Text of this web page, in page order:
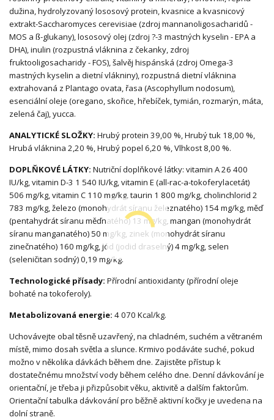
dužina, hydrolyzovaný lososový protein, kvasnice a kvasnicový
extrakt-Saccharomyces cerevisiae (zdroj mannanoligosacharidů -
MOS a ß-glukany), lososový olej (zdroj ?-3 mastných kyselin - EPA a
DHA), inulin (rozpustná vláknina z čekanky, zdroj
fruktooligosacharidy - FOS), šalvěj hispánská (zdroj Omega-3
mastných kyselin a dietní vlákniny), rozpustná dietní vláknina
extrahovaná z Plantago ovata, řasa (Ascophyllum nodosum),
esenciální oleje (oregano, skořice, hřebíček, tymián, rozmarýn, máta,
zelená čaj), yucca.
ANALYTICKÉ SLOŽKY: Hrubý protein 39,00 %, Hrubý tuk 18,00 %,
Hrubá vláknina 2,20 %, Hrubý popel 6,20 %, Vlhkost 8,00 %.
DOPLŇKOVÉ LÁTKY: Nutriční doplňkové látky: vitamin A 26 400
IU/kg, vitamin D-3 1 540 IU/kg, vitamin E (all-rac-a-tokoferylacetát)
506 mg/kg, vitamin C 110 mg/kg, taurin 1 800 mg/kg, cholinchlorid 2
783 mg/kg, železo (monohydrát síranu železnatého) 154 mg/kg, měď
(pentahydrát síranu měďnatého) 13 mg/kg, mangan (monohydrát
síranu manganatého) 50 mg/kg, zinek (monohydrát síranu
zinečnatého) 160 mg/kg, jód (jodid draselný) 4 mg/kg, selen
(seleničitan sodný) 0,19 mg/kg.
Technologické přísady: Přírodní antioxidanty (přírodní oleje
bohaté na tokoferoly).
Metabolizovaná energie: 4 070 Kcal/kg.
Uchovávejte obal těsně uzavřený, na chladném, suchém a větraném
místě, mimo dosah světla a slunce. Krmivo podáváte suché, pokud
možno v několika dávkách během dne. Zajistěte přístup k
dostatečnému množství vody během celého dne. Denní dávkování je
orientační, je třeba ji přizpůsobit věku, aktivitě a dalším faktorům.
Orientační tabulka dávkování pro běžně aktivní kočky je uvedena na
dolní straně.